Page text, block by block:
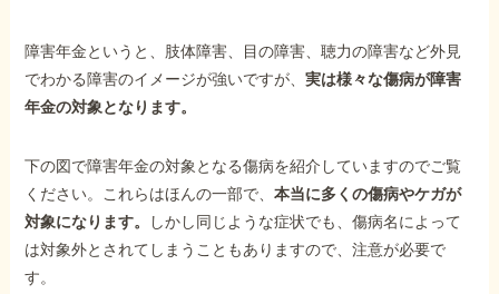
障害年金というと、肢体障害、目の障害、聴力の障害など外見
でわかる障害のイメージが強いですが、実は様々な傷病が障害
年金の対象となります。
下の図で障害年金の対象となる傷病を紹介していますのでご覧
ください。これらはほんの一部で、本当に多くの傷病やケガが
対象になります。
しかし同じような症状でも、傷病名によって
は対象外とされてしまうこともありますので、注意が必要で
す。